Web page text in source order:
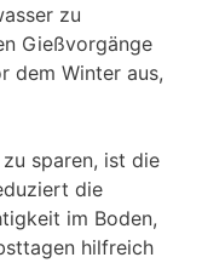
zu
Gießvorgänge
dem Winter aus,
sparen, ist die
die
im Boden,
hilfreich